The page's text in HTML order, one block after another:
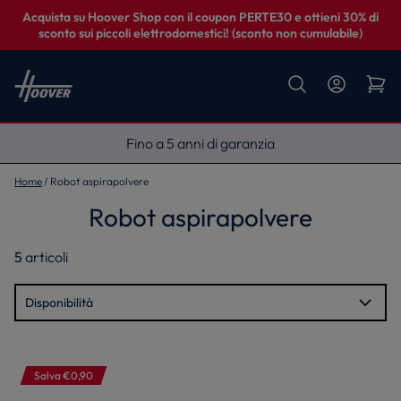
Acquista su Hoover Shop con il coupon PERTE30 e ottieni 30% di
sconto sui piccoli elettrodomestici! (sconto non cumulabile)
Fino a 5 anni di garanzia
Home Robot aspirapolvere
Robot aspirapolvere
5 articoli
Salva €0,90